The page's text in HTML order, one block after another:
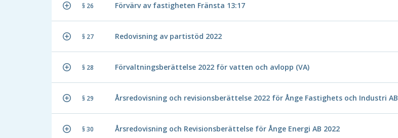
§ 26 Förvärv av fastigheten Fränsta 13:17
§ 27 Redovisning av partistöd 2022
§ 28 Förvaltningsberättelse 2022 för vatten och avlopp (VA)
§ 29 Årsredovisning och revisionsberättelse 2022 för Ånge Fastighets och Industri AB
§ 30 Årsredovisning och Revisionsberättelse för Ånge Energi AB 2022